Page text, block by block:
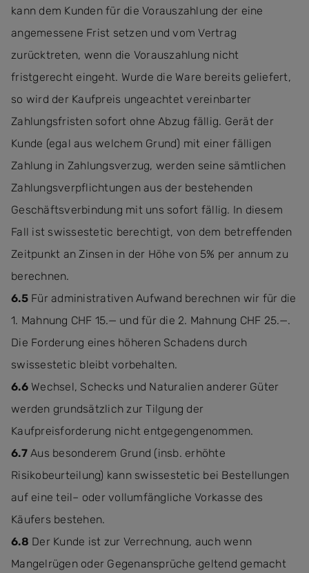
kann dem Kunden für die Vorauszahlung der eine
angemessene Frist setzen und vom Vertrag
zurücktreten, wenn die Vorauszahlung nicht
fristgerecht eingeht. Wurde die Ware bereits geliefert,
so wird der Kaufpreis ungeachtet vereinbarter
Zahlungsfristen sofort ohne Abzug fällig. Gerät der
Kunde (egal aus welchem Grund) mit einer fälligen
Zahlung in Zahlungsverzug, werden seine sämtlichen
Zahlungsverpflichtungen aus der bestehenden
Geschäftsverbindung mit uns sofort fällig. In diesem
Fall ist swissestetic berechtigt, von dem betreffenden
Zeitpunkt an Zinsen in der Höhe von 5% per annum zu
berechnen.
6.5Für administrativen Aufwand berechnen wir für die
1. Mahnung CHF 15.— und für die 2. Mahnung CHF 25.—.
Die Forderung eines höheren Schadens durch
swissestetic bleibt vorbehalten.
6.6Wechsel, Schecks und Naturalien anderer Güter
werden grundsätzlich zur Tilgung der
Kaufpreisforderung nicht entgegengenommen.
6.7Aus besonderem Grund (insb. erhöhte
Risikobeurteilung) kann swissestetic bei Bestellungen
auf eine teil– oder vollumfängliche Vorkasse des
Käufers bestehen.
6.8 Der Kunde ist zur Verrechnung, auch wenn
Mangelrügen oder Gegenansprüche geltend gemacht